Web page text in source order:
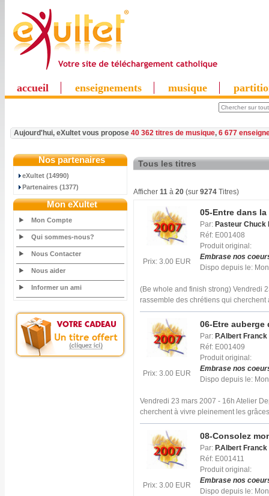
accueil enseignements musique
Aujourd'hui, eXultet vous propose 40 362 titres de musique, 6 677
Nos partenaires
eXultet (14990)
Partenaires (1377)
Mon eXultet
Mon Compte
Qui sommes-nous?
Nous Contacter
Nous aider
Informer un ami
Tous les titres
Afficher 11 à 20 (sur 9274 Titres)
Prix: 3.00 EUR
05-Entre dans
Par: Pasteur Chuck
Réf: E001408
Produit original:
Embrase nos
Dispo depuis le:
(Be whole and finish strong) Vendredi
rassemble des chrétiens qui cherchent
Prix: 3.00 EUR
06-Etre auberge
Par: P.Albert Franck
Réf: E001409
Produit original:
Embrase nos
Dispo depuis le:
Vendredi 23 mars 2007 - 16h Atelier
cherchent à vivre pleinement les grâces
Prix: 3.00 EUR
08-Consolez
Par: P.Albert Franck
Réf: E001411
Produit original:
Embrase nos
Dispo depuis le: